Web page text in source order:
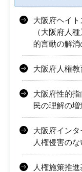
大阪府ヘイ
（大阪府人
的言動の解消
大阪府人権
大阪府性的
民の理解の
大阪府イン
人権侵害の
人権施策推